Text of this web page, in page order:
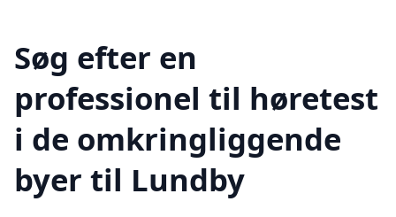
Søg efter en
professionel til høretest
i de omkringliggende
byer til Lundby